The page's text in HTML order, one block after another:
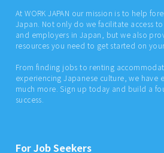
At WORK JAPAN our mission is to help
Japan. Not only do we facilitate access
and employers in Japan, but we also
resources you need to get started on
From finding jobs to renting
experiencing Japanese culture, we have
much more. Sign up today and build a
success.
For Job Seekers